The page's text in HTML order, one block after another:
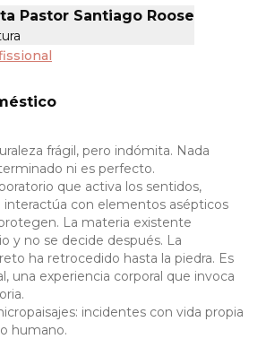
Pastor Santiago Roose
frágil, pero indómita. Nada
ni es perfecto.
que activa los sentidos,
interactúa con elementos asépticos
La materia existente
y no se decide después. La
ha retrocedido hasta la piedra. Es
una experiencia corporal que invoca
incidentes con vida propia
humano.